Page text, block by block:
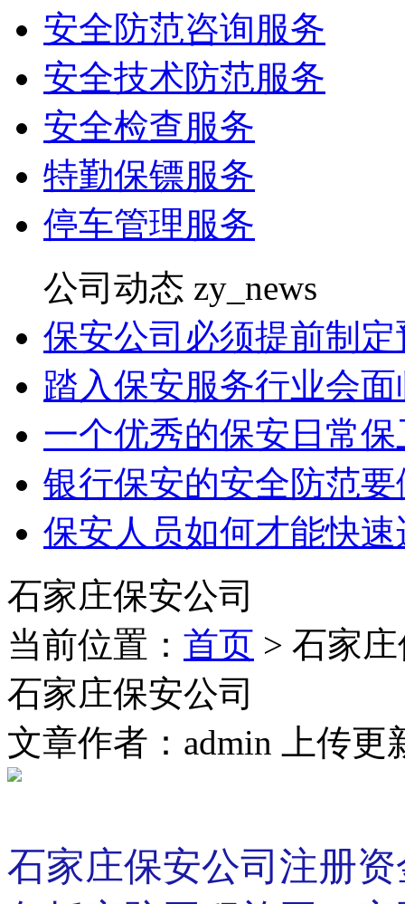
安全防范咨询服务
安全技术防范服务
安全检查服务
特勤保镖服务
停车管理服务
公司动态 zy_news
保安公司必须提前制
踏入保安服务行业会
一个优秀的保安日常
银行保安的安全防范
保安人员如何才能快
石家庄保安公司
当前位置： 首页 > 石家
石家庄保安公司
文章作者：admin 上传更
石家庄保安公司注册